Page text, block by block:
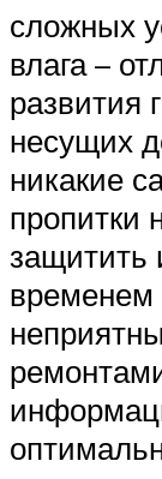
сложных
влага –
развития
несущих
никакие
пропитки
защитить
временем